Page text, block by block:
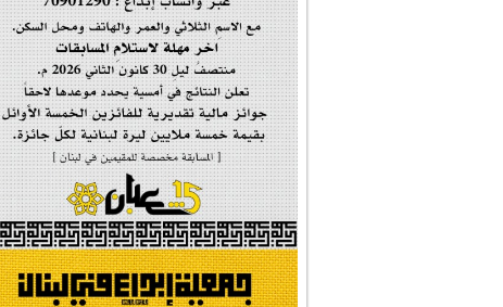
#فاطمة_روحي
مولد السيدة #الز�...
#أم_الشهداء
#النجم_الثاقب
#الصديقة_الشهيدة